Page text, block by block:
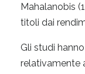
Mahalanobis
titoli dai
Gli studi
relativamente